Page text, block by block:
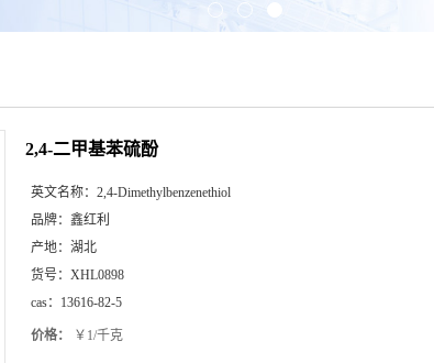
2,4-二甲基苯硫酚
英文名称： 2,4-Dimethylbenzenethiol
品牌： 鑫红利
产地： 湖北
货号： XHL0898
cas： 13616-82-5
价格： ￥1/千克